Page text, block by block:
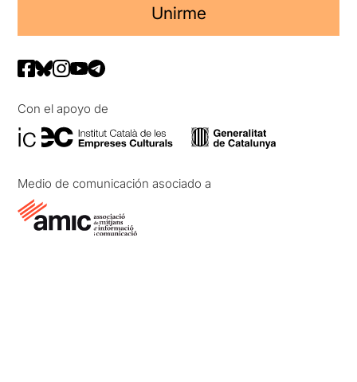
Unirme
Con el apoyo de
Medio de comunicación asociado a